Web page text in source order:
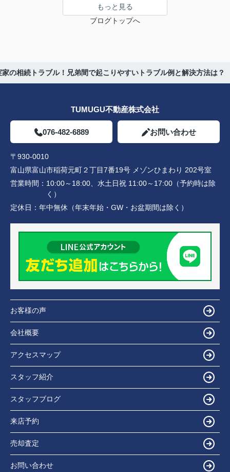
もっと見る
ブログトップへ
家の相続トラブル！兄弟間で起こりやすいトラブル例と解決方法は？
TUMUGU不動産株式会社
076-482-6889 お問い合わせ
〒930-0010
富山県富山市稲荷元町２丁目7番19号 メゾンひまわり 202号室
営業時間： 10:00～18:00、水土日祝 11:00～17:00（予約時は除
く）
定休日： 年中無休（年末年始・GW・お盆期間は除く）
お客様の声
会社概要
アクセスマップ
スタッフ紹介
スタッフブログ
来店予約
売却査定
お問い合わせ